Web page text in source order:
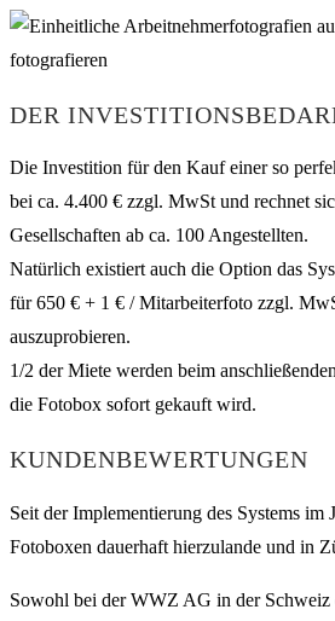
DER
Die Investition für den Kauf einer so
bei ca. 4.400 € zzgl. MwSt und rechnet
Gesellschaften ab ca. 100 Angestellten.
Natürlich existiert auch die Option das
für 650 € + 1 € / Mitarbeiterfoto zzgl.
auszuprobieren.
1/2 der Miete werden beim
die Fotobox sofort gekauft wird.
KUNDENBEWERTUNGEN
Seit der Implementierung des Systems im
Fotoboxen dauerhaft hierzulande und in
Sowohl bei der WWZ AG in der Schweiz